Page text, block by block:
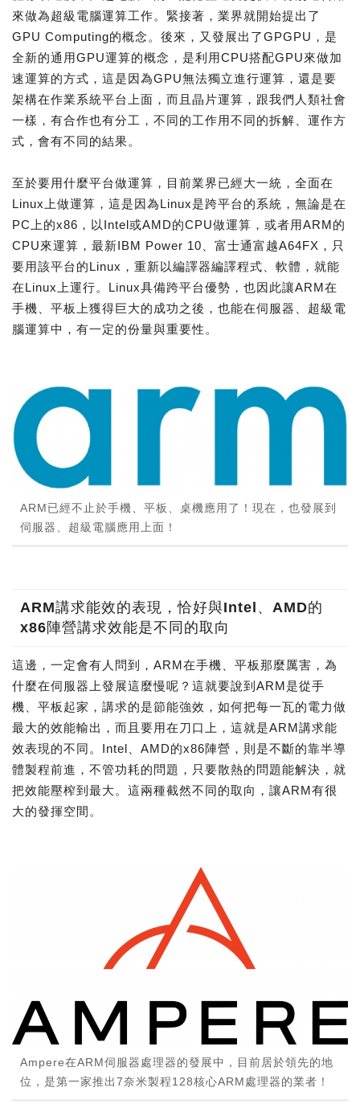
來做為超級電腦運算工作。緊接著，業界就開始提出了
GPU Computing的概念。後來，又發展出了GPGPU，是
全新的通用GPU運算的概念，是利用CPU搭配GPU來做加
速運算的方式，這是因為GPU無法獨立進行運算，還是要
架構在作業系統平台上面，而且晶片運算，跟我們人類社會
一樣，有合作也有分工，不同的工作用不同的拆解、運作方
式，會有不同的結果。
至於要用什麼平台做運算，目前業界已經大一統，全面在
Linux上做運算，這是因為Linux是跨平台的系統，無論是在
PC上的x86，以Intel或AMD的CPU做運算，或者用ARM的
CPU來運算，最新IBM Power 10、富士通富越A64FX，只
要用該平台的Linux，重新以編譯器編譯程式、軟體，就能
在Linux上運行。Linux具備跨平台優勢，也因此讓ARM在
手機、平板上獲得巨大的成功之後，也能在伺服器、超級電
腦運算中，有一定的份量與重要性。
ARM已經不止於手機、平板、桌機應用了！現在，也發展到
伺服器、超級電腦應用上面！
ARM講求能效的表現，恰好與Intel、AMD的
x86陣營講求效能是不同的取向
這邊，一定會有人問到，ARM在手機、平板那麼厲害，為
什麼在伺服器上發展這麼慢呢？這就要說到ARM是從手
機、平板起家，講求的是節能強效，如何把每一瓦的電力做
最大的效能輸出，而且要用在刀口上，這就是ARM講求能
效表現的不同。Intel、AMD的x86陣營，則是不斷的靠半導
體製程前進，不管功耗的問題，只要散熱的問題能解決，就
把效能壓榨到最大。這兩種截然不同的取向，讓ARM有很
大的發揮空間。
Ampere在ARM伺服器處理器的發展中，目前居於領先的地
位，是第一家推出7奈米製程128核心ARM處理器的業者！